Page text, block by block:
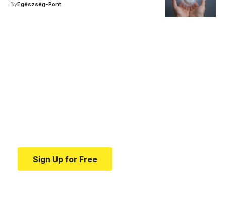
ByEgészség-Pont
Sign Up for Free